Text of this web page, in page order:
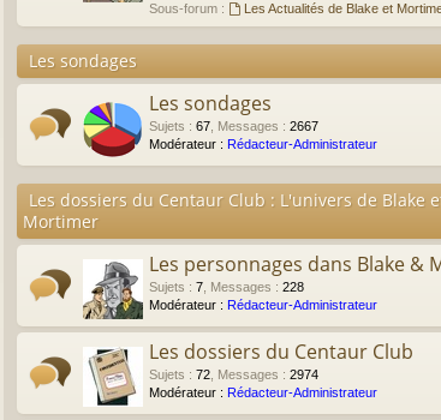
Sous-forum :
Les Actualités de Blake et
Les sondages
Les sondages
Sujets : 67 Messages : 2667
Modérateur : Rédacteur-Administrateur
Les dossiers du Centaur Club : L'univers de Blake
Mortimer
Les personnages dans Blake &
Sujets : 7 Messages : 228
Modérateur : Rédacteur-Administrateur
Les dossiers du Centaur Club
Sujets : 72 Messages : 2974
Modérateur : Rédacteur-Administrateur